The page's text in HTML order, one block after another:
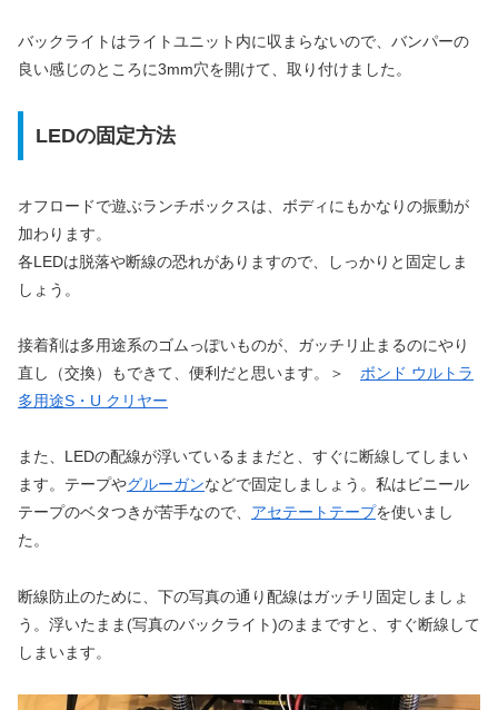
バックライトはライトユニット内に収まらないので、バンパーの
良い感じのところに3mm穴を開けて、取り付けました。
LEDの固定方法
オフロードで遊ぶランチボックスは、ボディにもかなりの振動が
加わります。
各LEDは脱落や断線の恐れがありますので、しっかりと固定しま
しょう。
接着剤は多用途系のゴムっぽいものが、ガッチリ止まるのにやり
直し（交換）もできて、便利だと思います。＞ ボンド ウルトラ
多用途S・U クリヤー
また、LEDの配線が浮いているままだと、すぐに断線してしまい
ます。テープやグルーガンなどで固定しましょう。私はビニール
テープのベタつきが苦手なので、 アセテートテープを使いまし
た。
断線防止のために、下の写真の通り配線はガッチリ固定しましょ
う。浮いたまま(写真のバックライト)のままですと、すぐ断線して
しまいます。